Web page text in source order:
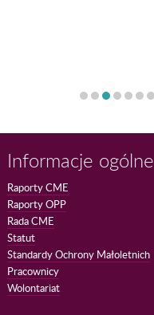
Informacje ogólne
Raporty CME
Raporty OPP
Rada CME
Statut
Standardy Ochrony Małoletnich
Pracownicy
Wolontariat